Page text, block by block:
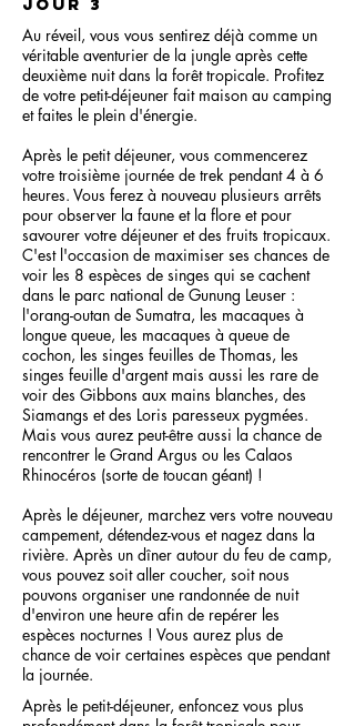
Au réveil, vous vous sentirez déjà comme un
véritable aventurier de la jungle après cette
deuxième nuit dans la forêt tropicale. Profitez
de votre petit-déjeuner fait maison au camping
et faites le plein d'énergie.
Après le petit déjeuner, vous commencerez
votre troisième journée de trek pendant 4 à 6
heures. Vous ferez à nouveau plusieurs arrêts
pour observer la faune et la flore et pour
savourer votre déjeuner et des fruits tropicaux.
C'est l'occasion de maximiser ses chances de
voir les 8 espèces de singes qui se cachent
dans le parc national de Gunung Leuser :
l'orang-outan de Sumatra, les macaques à
longue queue, les macaques à queue de
cochon, les singes feuilles de Thomas, les
singes feuille d'argent mais aussi les rare de
voir des Gibbons aux mains blanches, des
Siamangs et des Loris paresseux pygmées.
Mais vous aurez peut-être aussi la chance de
rencontrer le Grand Argus ou les Calaos
Rhinocéros (sorte de toucan géant) !
Après le déjeuner, marchez vers votre nouveau
campement, détendez-vous et nagez dans la
rivière. Après un dîner autour du feu de camp,
vous pouvez soit aller coucher, soit nous
pouvons organiser une randonnée de nuit
d'environ une heure afin de repérer les
espèces nocturnes ! Vous aurez plus de
chance de voir certaines espèces que pendant
la journée.
Après le petit-déjeuner, enfoncez vous plus